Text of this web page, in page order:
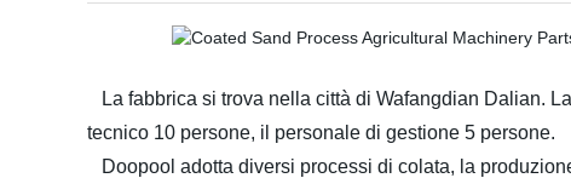
La fabbrica si trova nella città di Wafangdian Dalian.
tecnico 10 persone, il personale di gestione 5 persone.
Doopool adotta diversi processi di colata, la